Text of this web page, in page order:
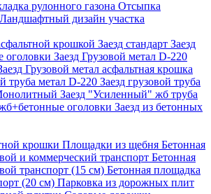
рулонного газона Отсыпка
Ландшафтный дизайн участка
крошкой Заезд стандарт Заезд
оголовки Заезд Грузовой метал D-220
Грузовой метал асфальтная крошка
труба метал D-220 Заезд грузовой труба
Заезд "Усиленный" жб труба
оголовки Заезд из бетонных
крошки Площадки из щебня Бетонная
и коммерческий транспорт Бетонная
транспорт (15 см) Бетонная площадка
(20 см) Парковка из дорожных плит